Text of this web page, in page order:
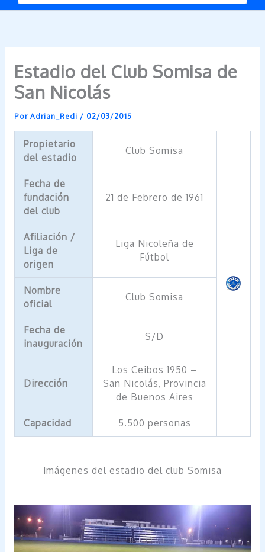
Estadio del Club Somisa de
San Nicolás
Por Adrian_Redi / 02/03/2015
Propietario
del estadio
Club Somisa
Fecha de
fundación
del club
21 de Febrero de 1961
Afiliación /
Liga de
origen
Liga Nicoleña de
Fútbol
Nombre
oficial
Club Somisa
Fecha de
inauguración
S/D
Dirección
Los Ceibos 1950 –
San Nicolás, Provincia
de Buenos Aires
Capacidad 5.500 personas
Imágenes del estadio del club Somisa